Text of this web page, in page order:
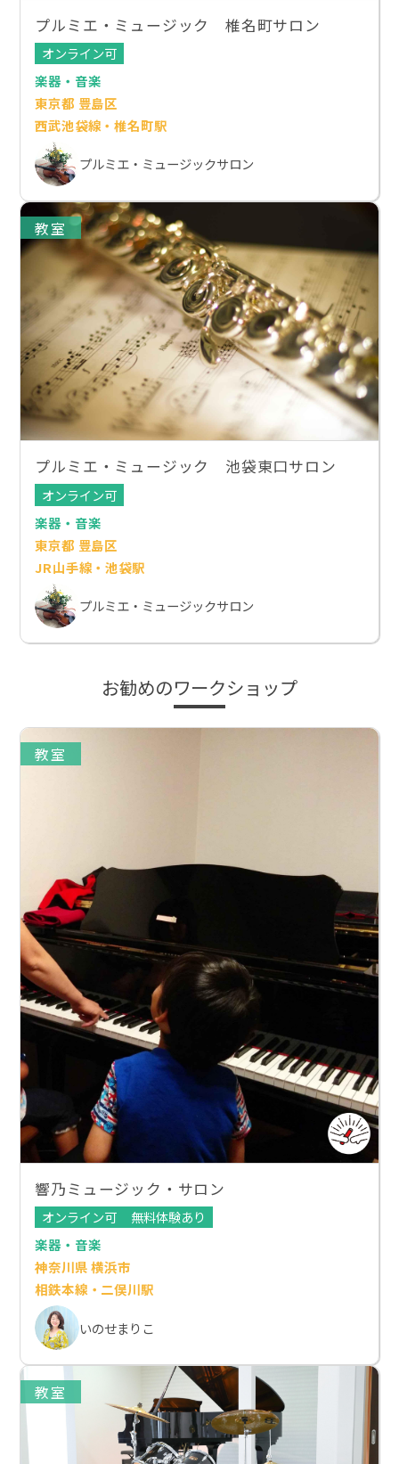
プルミエ・ミュージック 椎名町サロン
オンライン可
楽器・音楽
東京都 豊島区
西武池袋線・椎名町駅
プルミエ・ミュージックサロン
教室
プルミエ・ミュージック 池袋東口サロン
オンライン可
楽器・音楽
東京都 豊島区
JR山手線・池袋駅
プルミエ・ミュージックサロン
お勧めのワークショップ
教室
響乃ミュージック・サロン
オンライン可
無料体験あり
楽器・音楽
神奈川県 横浜市
相鉄本線・二俣川駅
いのせまりこ
教室